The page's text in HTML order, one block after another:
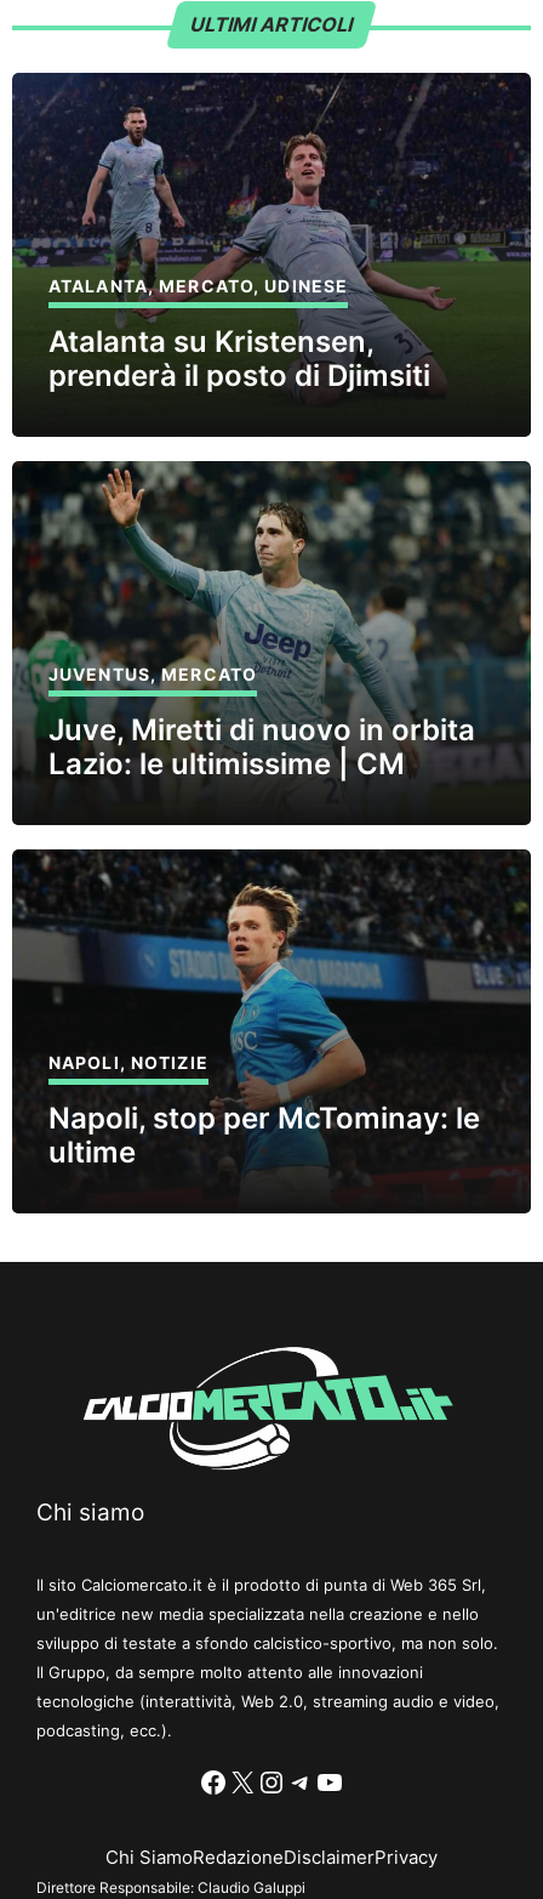
ULTIMI ARTICOLI
ATALANTA,MERCATO,UDINESE
Atalanta su Kristensen,
prenderà il posto di Djimsiti
JUVENTUS,MERCATO
Juve, Miretti di nuovo in orbita
Lazio: le ultimissime | CM
NAPOLI, NOTIZIE
Napoli, stop per McTominay: le
ultime
Chi siamo
Il sito Calciomercato.it è il prodotto di punta di Web 365 Srl,
un'editrice new media specializzata nella creazione e nello
sviluppo di testate a sfondo calcistico-sportivo, ma non solo.
Il Gruppo, da sempre molto attento alle innovazioni
tecnologiche (interattività, Web 2.0, streaming audio e video,
podcasting, ecc.).
Facebook
X Instagram
Telegram
YouTube
Chi SiamoRedazioneDisclaimerPrivacy
Direttore Responsabile: Claudio Galuppi